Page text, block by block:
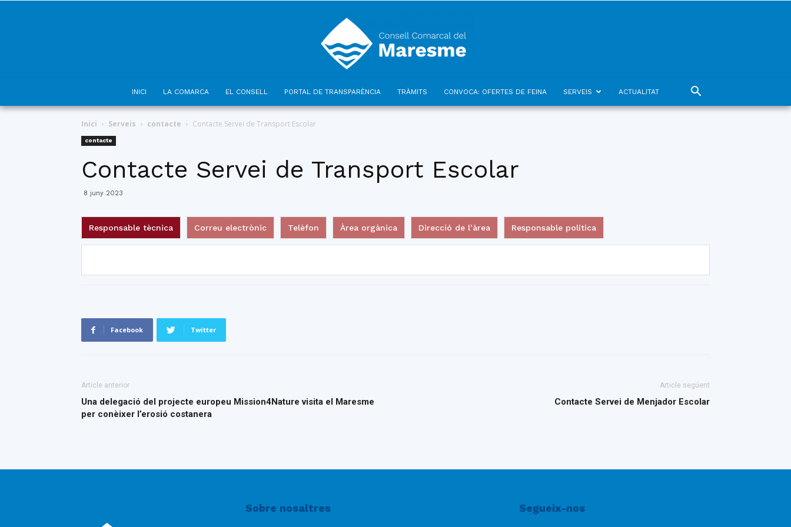
INICI LA COMARCA EL CONSELL PORTAL DE TRANSPARÈNCIA TRÀMITS CONVOCA: OFERTES DE FEINA SERVEIS ACTUALITAT
Inici Serveis contacte Contacte Servei de Transport Escolar
contacte
Contacte Servei de Transport Escolar
8 juny 2023
Responsable tècnica Correu electrònic Telèfon Àrea orgànica Direcció de l’àrea Responsable política
Facebook Twitter
Article anterior
Una delegació del projecte europeu Mission4Nature visita el Maresme
per conèixer l’erosió costanera
Article següent
Contacte Servei de Menjador Escolar
Sobre nosaltres Segueix-nos